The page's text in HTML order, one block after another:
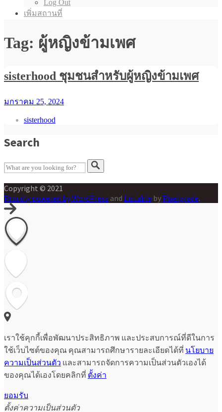
Log Out
เพิ่มสถานที่
Tag: ผู้หญิงข้ามเพศ
sisterhood ชุมชนสำหรับผู้หญิงข้ามเพศ
มกราคม 25, 2024
sisterhood
Search
Copyright © 2021
Proudly powered by WordPress and Listable by Pixelgrade.
เราใช้คุกกี้เพื่อพัฒนาประสิทธิภาพ และประสบการณ์ที่ดีในการ
ใช้เว็บไซต์ของคุณ คุณสามารถศึกษารายละเอียดได้ที่ นโยบาย
ความเป็นส่วนตัว และสามารถจัดการความเป็นส่วนตัวเองได้
ของคุณได้เองโดยคลิกที่ ตั้งค่า
ยอมรับ
ตั้งค่าความเป็นส่วนตัว